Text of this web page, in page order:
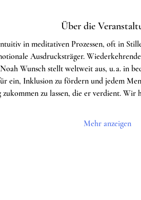
Über die
in meditativen Prozessen, oft in
Ausdrucksträger.
Wunsch stellt weltweit aus, u. a. in
ein, Inklusion zu fördern und jedem
zu lassen, die er verdient. Wir
Mehr anzeigen